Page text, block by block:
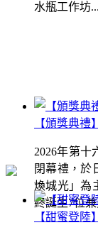
水瓶工作坊...
【頒獎典禮
2026年第十
閉幕禮，於
煥城光」為
終誕生7位
【甜蜜登陸